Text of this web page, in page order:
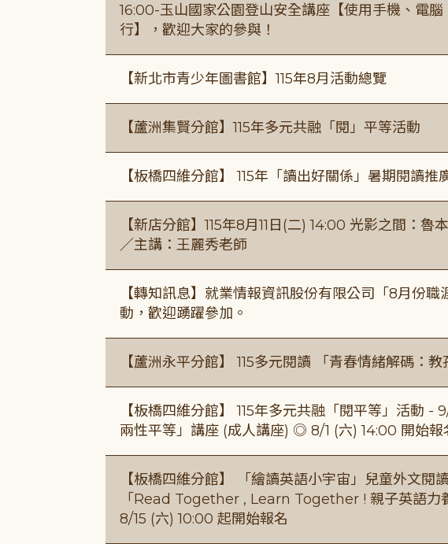
16:00-玉山國家公園登山安全講座【使用手機、電
行】，歡迎大家的參與！
【新北市青少年圖書館】115年8月活動總覽
【蘆洲集賢分館】115年多元共融「閱」平等活動
【板橋四維分館】 115年「讀出好關係」暑期閱讀推
【新店分館】115年8月11日(二) 14:00 光影之間：魯
／主講：王麗秀老師
【轉知訊息】就業情報資訊股份有限公司「8月份
動，歡迎踴躍參加。
【蘆洲永平分館】 115多元閱讀 「青春情緒解碼：教
【板橋四維分館】 115年多元共融「閱平等」活動 -
兩性平等」講座 (成人講座) ◎ 8/1 (六) 14:00 開始報
【板橋四維分館】 「繪讀英語小宇宙」兒童外文閱
「Read Together , Learn Together ! 親子英語力
8/15 (六) 10:00 起開始報名